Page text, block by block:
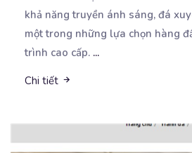
khả năng truyền ánh sáng, đá
một trong những lựa chọn hàng
trình cao cấp. ...
Chi tiết